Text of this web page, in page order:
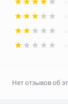
Нет отзывов об